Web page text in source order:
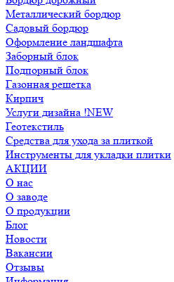
Металлический бордюр
Садовый бордюр
Оформление ландшафта
Заборный блок
Подпорный блок
Газонная решетка
Кирпич
Услуги дизайна !NEW
Геотекстиль
Средства для ухода за плиткой
Инструменты для укладки плитки
АКЦИИ
О нас
О заводе
О продукции
Блог
Новости
Вакансии
Отзывы